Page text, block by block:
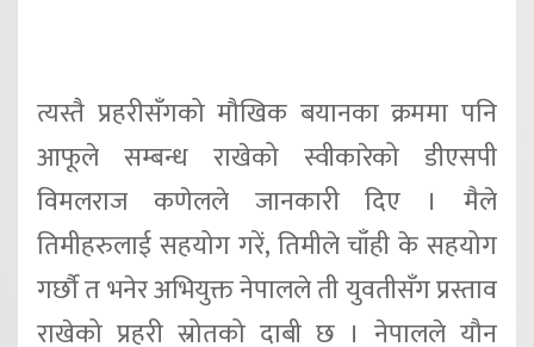
त्यस्तै प्रहरीसँगको मौखिक बयानका क्रममा पनि
आफूले सम्बन्ध राखेको स्वीकारेको डीएसपी
विमलराज कणेलले जानकारी दिए । मैले
तिमीहरुलाई सहयोग गरें, तिमीले चाँही के सहयोग
गर्छौ त भनेर अभियुक्त नेपालले ती युवतीसँग प्रस्ताव
राखेको प्रहरी स्रोतको दाबी छ । नेपालले यौन